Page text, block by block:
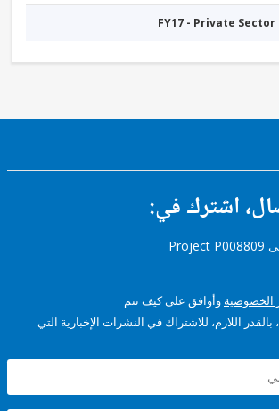
FY17 -
في:
وأوافق على كيف تتم
للاشتراك في النشرات الإخبارية التي